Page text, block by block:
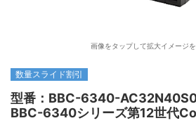
画像をタップして拡大イメージ
数量スライド割引
型番：BBC-6340-
BBC-6340シリーズ第12世代